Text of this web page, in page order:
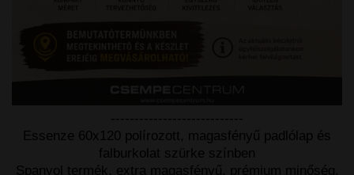
----------------------------
Essenze 60x120 polírozott, magasfényű padlólap és
falburkolat szürke színben
Spanyol termék, extra magasfényű, prémium minőség.